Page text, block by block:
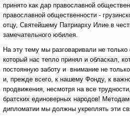
принято как дар православной
православной общественности -
отцу, Святейшему Патриарху Илие в
замечательного юбилея.
На эту тему мы разговаривали не
который нас тепло принял и обласкал,
постоянную заботу и внимание не
и, прежде всего, к нашему Фонду, к
продвижения, несмотря на все
братских единоверных народов!
дипломатии мы должны укреплять эти